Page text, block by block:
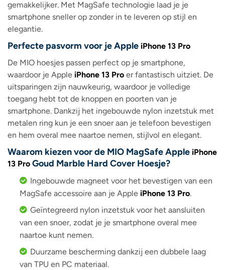
gemakkelijker. Met MagSafe technologie laad je je
smartphone sneller op zonder in te leveren op stijl en
elegantie.
Perfecte pasvorm voor je Apple iPhone 13 Pro
De MIO hoesjes passen perfect op je smartphone,
waardoor je Apple iPhone 13 Pro er fantastisch uitziet. De
uitsparingen zijn nauwkeurig, waardoor je volledige
toegang hebt tot de knoppen en poorten van je
smartphone. Dankzij het ingebouwde nylon inzetstuk met
metalen ring kun je een snoer aan je telefoon bevestigen
en hem overal mee naartoe nemen, stijlvol en elegant.
Waarom kiezen voor de MIO MagSafe Apple iPhone
13 Pro Goud Marble Hard Cover Hoesje?
Ingebouwde magneet voor het bevestigen van een
MagSafe accessoire aan je Apple iPhone 13 Pro.
Geïntegreerd nylon inzetstuk voor het aansluiten
van een snoer, zodat je je smartphone overal mee
naartoe kunt nemen.
Duurzame bescherming dankzij een dubbele laag
van TPU en PC materiaal.